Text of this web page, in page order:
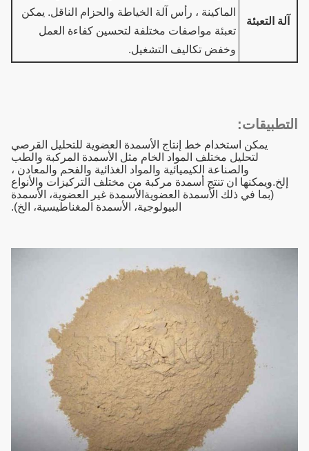
آلة التعبئة
الماكينة ، رأس آلة الخياطة والحزام الناقل. يمكن
تعبئة مواصفات مختلفة لتحسين كفاءة العمل
وخفض تكاليف التشغيل.
التطبيقات:
يمكن استخدام خط إنتاج الأسمدة العضوية للتحليل القرصي
لتحليل مختلف المواد الخام مثل الأسمدة المركبة والطب
والصناعة الكيميائية والمواد الغذائية والفحم والمعادن ،
إلخ.ويمكنها ان تنتج أسمدة مركبة من مختلف التركيزات والأنواع
(بما في ذلك الأسمدة العضويةالأسمدة غير العضوية، الأسمدة
البيولوجية، الأسمدة المغناطيسية، الخ).